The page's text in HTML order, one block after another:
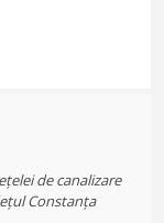
de canalizare
Constanța